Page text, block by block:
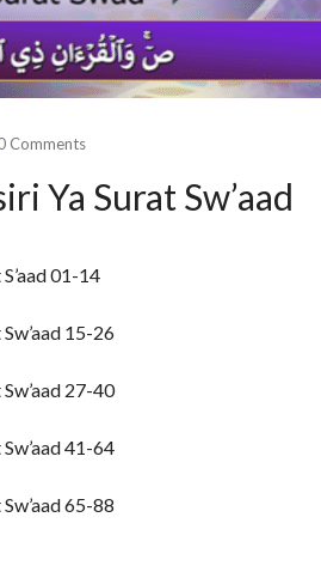
Comments
Ya Surat Sw’aad
01-14
15-26
27-40
41-64
65-88